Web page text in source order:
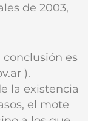
de 2003,
es
).
la existencia
el mote